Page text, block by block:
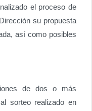
el proceso de
su propuesta
así como posibles
de dos o más
sorteo realizado en